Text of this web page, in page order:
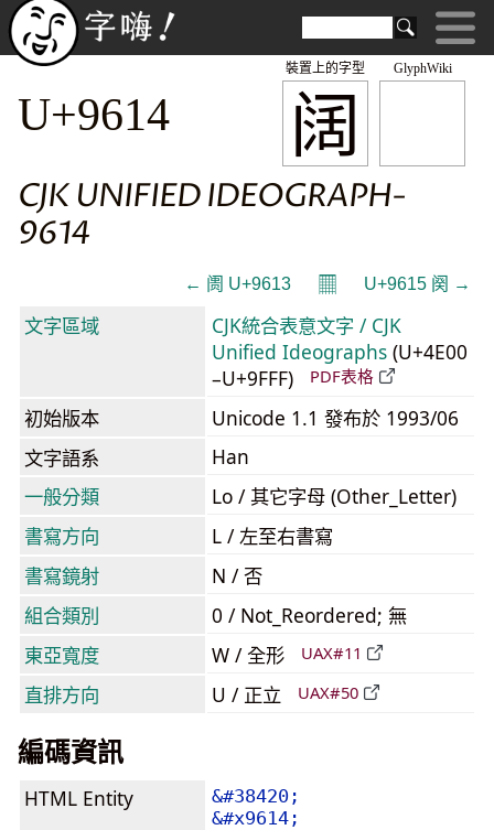
GlyphWiki
阔
裝置上的字型
U+9614
CJK UNIFIED IDEOGRAPH-
9614
← 阓 U+9613 𝄜 U+9615 阕 →
文字區域
CJK統合表意文字 / CJK
Unified Ideographs (U+4E00
–U+9FFF)
PDF表格
初始版本
Unicode 1.1 發布於 1993/06
文字語系
Han
一般分類
Lo / 其它字母 (Other_Letter)
書寫方向
L / 左至右書寫
書寫鏡射
N / 否
組合類別
0 / Not_Reordered; 無
東亞寬度
W / 全形 UAX#11
直排方向 U / 正立 UAX#50
編碼資訊
HTML Entity
&#38420;
&#x9614;